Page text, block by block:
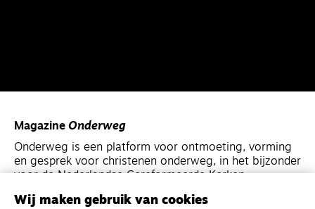
Magazine Onderweg
Onderweg is een platform voor ontmoeting, vorming
en gesprek voor christenen onderweg, in het bijzonder
voor de Nederlandse Gereformeerde Kerken.
Wij maken gebruik van cookies